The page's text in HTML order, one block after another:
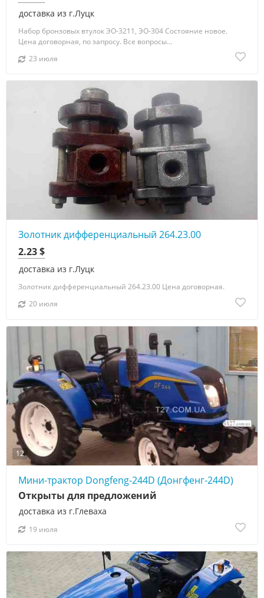
доставка из г.Луцк
Набор бронзовых втулок ЭО-3211, ЭО-304 Состояние новое.
Цена договорная, по запросу. Все вопросы...
23 июля
Золотник дифференциальный 264.23.00
доставка из г.Луцк
2.23 $
Золотник дифференциальный 264.23.00 Цена договорная.
20 июля
12
Мини-трактор Dongfeng-244D (Донгфенг-244D)
доставка из г.Глеваха
Открыты для предложений
19 июля